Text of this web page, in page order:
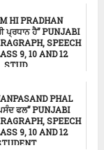
HI PRADHAN
ਪ੍ਰਧਾਨ ਹੈ” PUNJABI
SPEECH
9, 10 AND 12
STUD...
PHAL
ਫਲ” PUNJABI
SPEECH
9, 10 AND 12